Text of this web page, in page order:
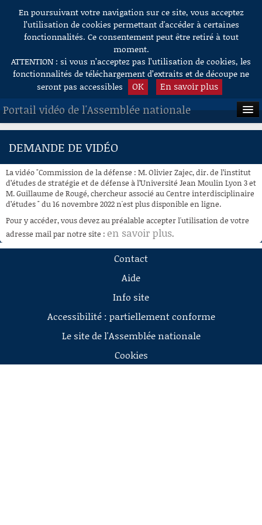
Aller au contenu
En poursuivant votre navigation sur ce site, vous acceptez
l’utilisation de cookies permettant d'accéder à certaines
fonctionnalités. Ce consentement peut être retiré à tout
moment.
ATTENTION : si vous n’acceptez pas l’utilisation de cookies, les
fonctionnalités de téléchargement d’extraits et de découpe ne
seront pas accessibles
OK En savoir plus
Portail vidéo de l'Assemblée nationale
ACCUEIL
À LA DEMANDE
RECHERCHE
AIDE À LA DÉCOUPE
DE VIDÉOS
DEMANDE DE VIDÉO
La vidéo "Commission de la défense : M. Olivier Zajec, dir. de l’institut
d’études de stratégie et de défense à l’Université Jean Moulin Lyon 3 et
M. Guillaume de Rougé, chercheur associé au Centre interdisciplinaire
d’études " du 16 novembre 2022 n'est plus disponible en ligne.
Pour y accéder, vous devez au préalable accepter l'utilisation de votre
adresse mail par notre site : en savoir plus.
Contact
Aide
Info site
Accessibilité : partiellement conforme
Le site de l'Assemblée nationale
Cookies